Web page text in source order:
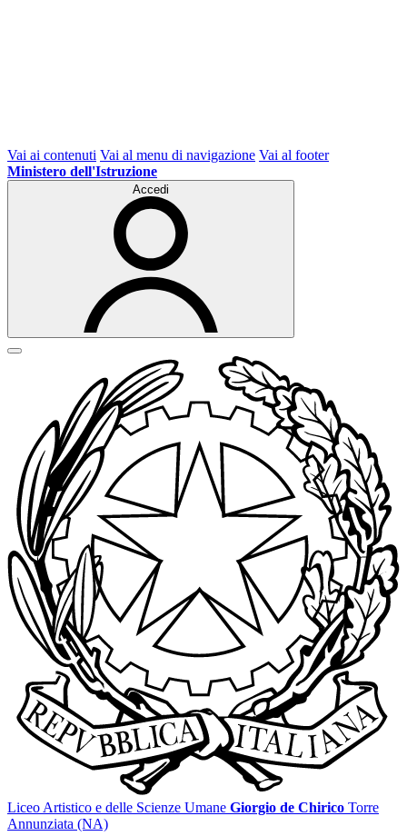
Vai ai contenuti Vai al menu di navigazione Vai al footer
Ministero dell'Istruzione
Accedi
Liceo Artistico e delle Scienze Umane Giorgio de Chirico Torre
Annunziata (NA)